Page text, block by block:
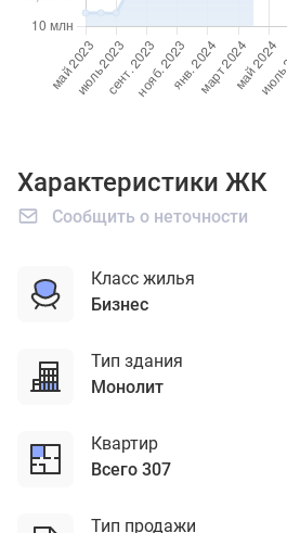
Характеристики ЖК
Сообщить о неточности
Класс жилья
бизнес
Тип здания
монолит
Квартир
Всего 307
Тип продажи